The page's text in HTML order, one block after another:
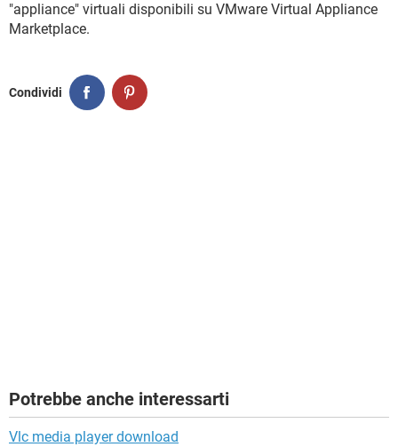
"appliance" virtuali disponibili su VMware Virtual Appliance
Marketplace.
Condividi
Potrebbe anche interessarti
Vlc media player download